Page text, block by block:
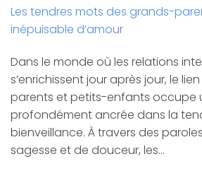
Les tendres mots des grands-
inépuisable d’amour
Dans le monde où les relations
s’enrichissent jour après jour, le
parents et petits-enfants occupe
profondément ancrée dans la
bienveillance. À travers des
sagesse et de douceur, les…